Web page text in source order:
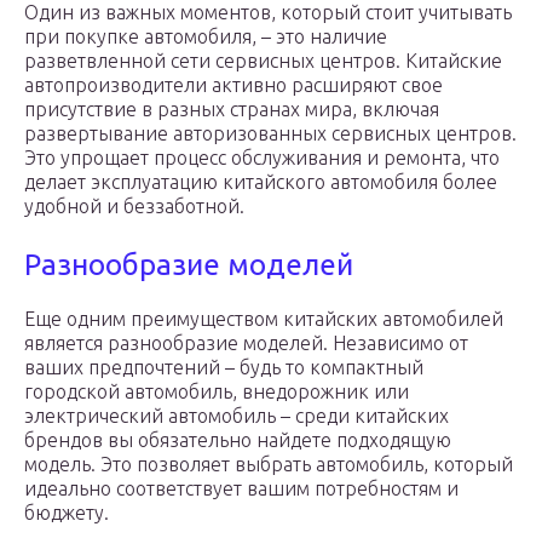
Один из важных моментов, который стоит учитывать
при покупке автомобиля, – это наличие
разветвленной сети сервисных центров. Китайские
автопроизводители активно расширяют свое
присутствие в разных странах мира, включая
развертывание авторизованных сервисных центров.
Это упрощает процесс обслуживания и ремонта, что
делает эксплуатацию китайского автомобиля более
удобной и беззаботной.
Разнообразие моделей
Еще одним преимуществом китайских автомобилей
является разнообразие моделей. Независимо от
ваших предпочтений – будь то компактный
городской автомобиль, внедорожник или
электрический автомобиль – среди китайских
брендов вы обязательно найдете подходящую
модель. Это позволяет выбрать автомобиль, который
идеально соответствует вашим потребностям и
бюджету.